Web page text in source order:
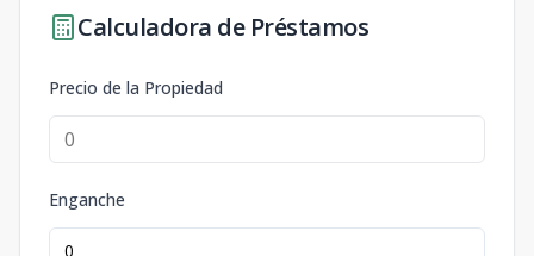
Calculadora de Préstamos
Precio de la Propiedad
Enganche